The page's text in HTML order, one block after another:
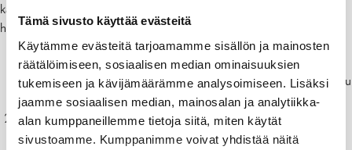
Tämä sivusto käyttää evästeitä
Käytämme evästeitä tarjoamamme sisällön ja mainosten
räätälöimiseen, sosiaalisen median ominaisuuksien
tukemiseen ja kävijämäärämme analysoimiseen. Lisäksi
jaamme sosiaalisen median, mainosalan ja analytiikka-
alan kumppaneillemme tietoja siitä, miten käytät
sivustoamme. Kumppanimme voivat yhdistää näitä
kaikki eivät voi saada paikkaa, paikat arvotaan ryhmään kuuluvien
hakijoiden kesken.
Esikoulun oppilaaksi otettaessa etusijalla ovat ne lapset, jotka
ovat olleet varhaiskasvatuksessa siinä päiväkodissa, jossa esikoulu
on
Sisarusperiaate: oppilaat sijoitetaan samaan yksikköön
nuorempien sisarustensa kanssa